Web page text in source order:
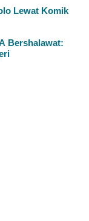
Lewat Komik
Bershalawat: